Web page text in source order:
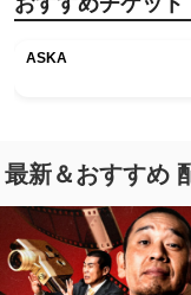
ASKA
最新＆おすすめ